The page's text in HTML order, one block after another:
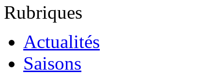
Rubriques
Actualités
Saisons